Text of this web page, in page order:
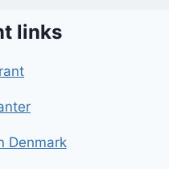
links
Denmark